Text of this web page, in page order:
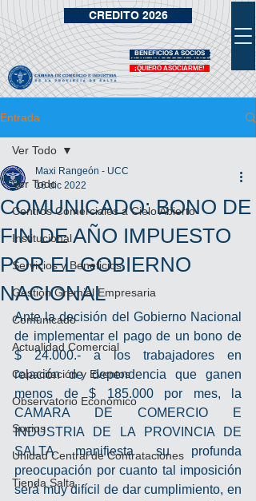
¡QUIERO ASOCIARME!
VIDRIERA DE BENEFICIOS
BENEFICIOS A SOCIOS
CREDITO 2026
Entrada
Ver Todo
Centros Comerciales a Cielo Abierto
Institucional
Servicios y Beneficios
Gestión Gremial Empresaria
Comunicado
Actualidad Comercial
Capacitación y Eventos
Observatorio Económico
Socios
Unidad Central de Contrataciones
Tienda Salta
Ver Todo
COMUNICADO: BONO DE
FIN DE AÑO IMPUESTO
POR EL GOBIERNO
NACIONAL
Maxi Rangeón - UCC
16 dic 2022
Ante la decisión del Gobierno Nacional
de implementar el pago de un bono de
$ 24.000.- a los trabajadores en
relación de dependencia que ganen
menos de $ 185.000 por mes, la
CAMARA DE COMERCIO E
INDUSTRIA DE LA PROVINCIA DE
SALTA manifiesta su profunda
preocupación por cuanto tal imposición
será muy difícil de dar cumplimiento, en